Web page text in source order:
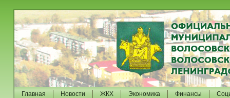
Главная Новости ЖКХ Экономика Финансы